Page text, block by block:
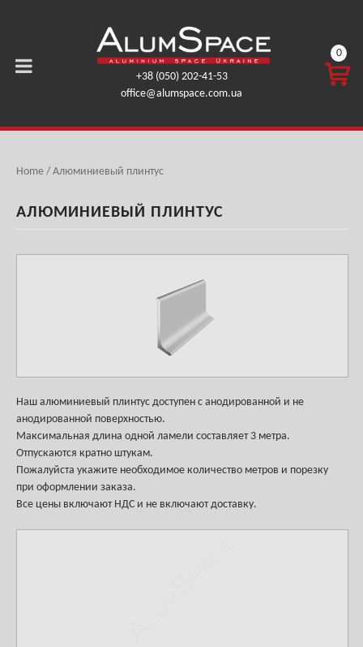
+38 (050) 202-41-53
office@alumspace.com.ua
КОРЗ
ГРН.
0
Home / Алюминиевый плинтус
АЛЮМИНИЕВЫЙ ПЛИНТУС
Наш алюминиевый плинтус доступен с анодированной и не
анодированной поверхностью.
Максимальная длина одной ламели составляет 3 метра.
Отпускаются кратно штукам.
Пожалуйста укажите необходимое количество метров и порезку
при оформлении заказа.
Все цены включают НДС и не включают доставку.